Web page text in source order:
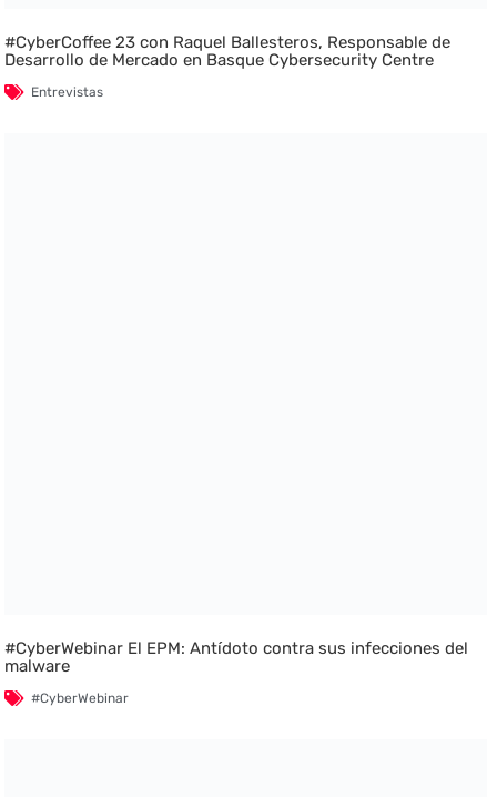
#CyberCoffee 23 con Raquel Ballesteros, Responsable de
Desarrollo de Mercado en Basque Cybersecurity Centre
Entrevistas
#CyberWebinar El EPM: Antídoto contra sus infecciones del
malware
#CyberWebinar